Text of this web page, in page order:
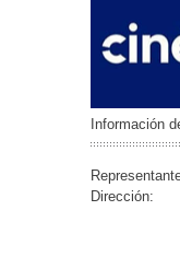
Información
Dirección: